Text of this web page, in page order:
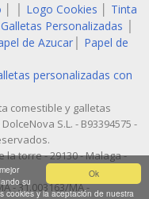
Ok
su
cookies y la aceptación de nuestra
Logo Cookies
Tinta
Galletas Personalizadas
de Azucar
Papel de
personalizadas con
comestible y galletas
S.L. - B93394575 -
la torre - 29130 - Malaga -
- 31.003163/MA -